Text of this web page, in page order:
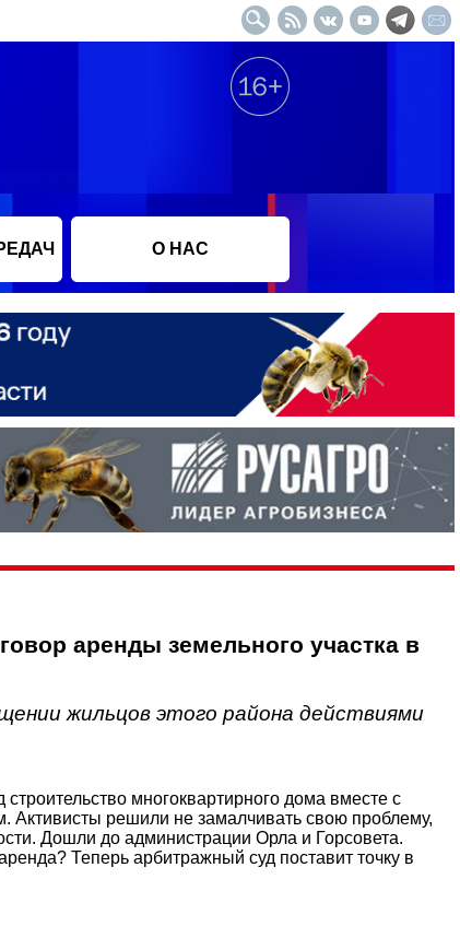
О НАС
аренды земельного участка в
жильцов этого района действиями
многоквартирного дома вместе с
Активисты решили не замалчивать свою проблему,
Дошли до администрации Орла и Горсовета.
Теперь арбитражный суд поставит точку в